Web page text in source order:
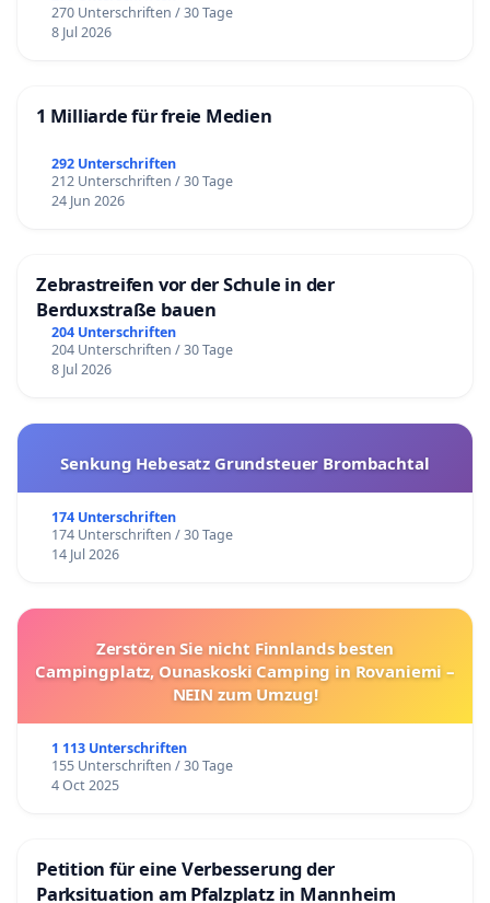
270 Unterschriften / 30 Tage
8 Jul 2026
1 Milliarde für freie Medien
292 Unterschriften
212 Unterschriften / 30 Tage
24 Jun 2026
Zebrastreifen vor der Schule in der
Berduxstraße bauen
204 Unterschriften
204 Unterschriften / 30 Tage
8 Jul 2026
Senkung Hebesatz Grundsteuer Brombachtal
174 Unterschriften
174 Unterschriften / 30 Tage
14 Jul 2026
Zerstören Sie nicht Finnlands besten
Campingplatz, Ounaskoski Camping in Rovaniemi –
NEIN zum Umzug!
1 113 Unterschriften
155 Unterschriften / 30 Tage
4 Oct 2025
Petition für eine Verbesserung der
Parksituation am Pfalzplatz in Mannheim